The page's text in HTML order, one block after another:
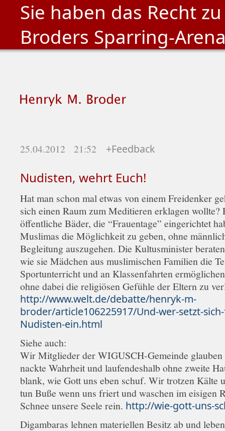
Sie haben das Recht
Broders Sparring-
25.04.2012 21:52 +Feedback
Nudisten, wehrt Euch!
Hat man schon mal etwas von einem Freidenker
sich einen Raum zum Meditieren erklagen wollte?
öffentliche Bäder, die “Frauentage” eingerichtet
Muslimas die Möglichkeit zu geben, ohne
Begleitung auszugehen. Die Kultusminister
wie sie Mädchen aus muslimischen Familien die
Sportunterricht und an Klassenfahrten
ohne dabei die religiösen Gefühle der Eltern zu
http://www.welt.de/debatte/henryk-m-
broder/article106225917/Und-wer-setzt-
Nudisten-ein.html
Siehe auch:
Wir Mitglieder der WIGUSCH-Gemeinde glauben
nackte Wahrheit und laufendeshalb ohne zweite
blank, wie Gott uns eben schuf. Wir trotzen Kälte
tun Buße wenn uns friert und waschen im eisigen
Schnee unsere Seele rein. http://wie-gott-uns-
Digambaras lehnen materiellen Besitz ab und